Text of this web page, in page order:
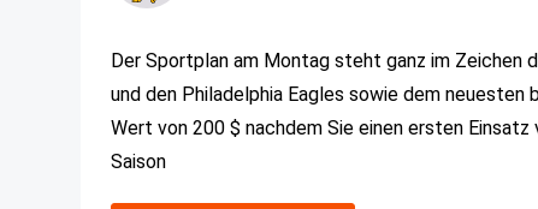
Der Sportplan am Montag steht ganz im Zeichen
und den Philadelphia Eagles sowie dem
Wert von 200 $ nachdem Sie einen ersten
Saison